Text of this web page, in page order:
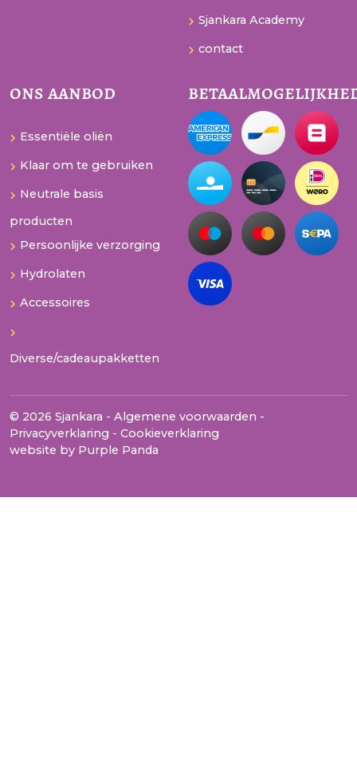
Sjankara Academy
contact
ons aanbod
Essentiële oliën
Klaar om te gebruiken
Neutrale basis
producten
Persoonlijke verzorging
Hydrolaten
Accessoires
Diverse/cadeaupakketten
© 2026 Sjankara - Algemene voorwaarden -
Privacyverklaring - Cookieverklaring
website by Purple Panda